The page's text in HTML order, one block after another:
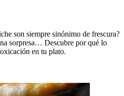
son siempre sinónimo de frescura?
sorpresa… Descubre por qué lo
en tu plato.